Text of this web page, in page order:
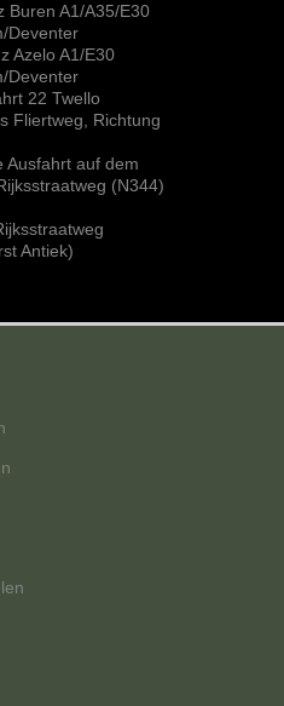
Buren A1/A35/E30
Deventer
Azelo A1/E30
Deventer
22 Twello
Fliertweg, Richtung
Ausfahrt auf dem
(N344)
Antiek)